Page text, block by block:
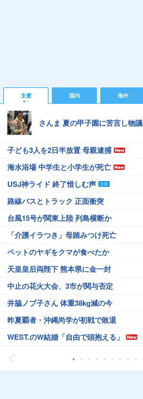
主要 国内 海外
さんま 夏の甲子園に苦言し物議
子ども3人を2日半放置 母親逮捕
海水浴場 中学生と小学生が死亡
USJ神ライド 終了惜しむ声
路線バスとトラック 正面衝突
台風15号が関東上陸 列島横断か
「介護イラつき」母踏みつけ死亡
ペットのヤギをクマが食べたか
天皇皇后両陛下 熊本県に金一封
中止の花火大会、3市が関与否定
井脇ノブ子さん 体重38kg減の今
昨夏覇者・沖縄尚学が初戦で敗退
WEST.のW結婚「自由で頭抱える」